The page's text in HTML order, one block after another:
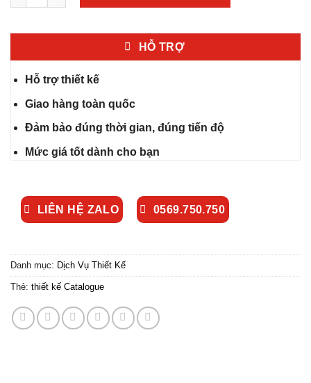
HỖ TRỢ
Hỗ trợ thiết kế
Giao hàng toàn quốc
Đảm bảo đúng thời gian, đúng tiến độ
Mức giá tốt dành cho bạn
LIÊN HỆ ZALO 0569.750.750
Danh mục: Dịch Vụ Thiết Kế
Thẻ: thiết kế Catalogue